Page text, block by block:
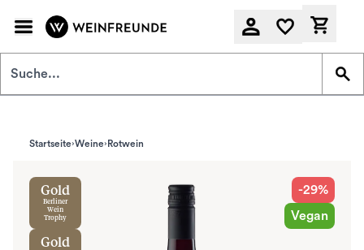
Startseite Weine Rotwein
Gold
Berliner
Wein
Trophy
Gold
-29%
Vegan